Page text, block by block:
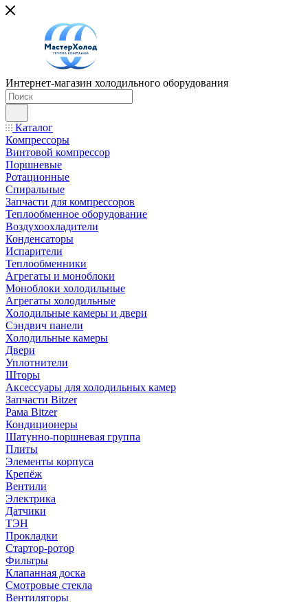
Интернет-магазин холодильного оборудования
Каталог
Компрессоры
Винтовой компрессор
Поршневые
Ротационные
Спиральные
Запчасти для компрессоров
Теплообменное оборудование
Воздухоохладители
Конденсаторы
Испарители
Теплообменники
Агрегаты и моноблоки
Моноблоки холодильные
Агрегаты холодильные
Холодильные камеры и двери
Сэндвич панели
Холодильные камеры
Двери
Уплотнители
Шторы
Аксессуары для холодильных камер
Запчасти Bitzer
Рама Bitzer
Кондиционеры
Шатунно-поршневая группа
Плиты
Элементы корпуса
Крепёж
Вентили
Электрика
Датчики
ТЭН
Прокладки
Стартор-ротор
Фильтры
Клапанная доска
Смотровые стекла
Вентиляторы